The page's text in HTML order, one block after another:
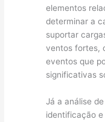
elementos
determinar a
suportar
ventos fortes,
eventos que
significativas
Já a análise
identificação